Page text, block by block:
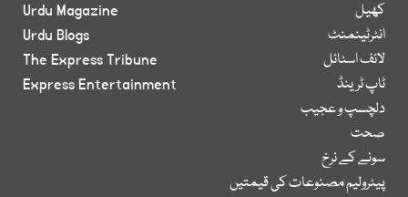
کھیل
انٹرٹینمنٹ
لائف اسٹائل
ٹاپ ٹرینڈ
دلچسپ و عجیب
صحت
سونے کے نرخ
پیٹرولیم مصنوعات کی قیمتیں
Urdu Magazine
Urdu Blogs
The Express Tribune
Express Entertainment